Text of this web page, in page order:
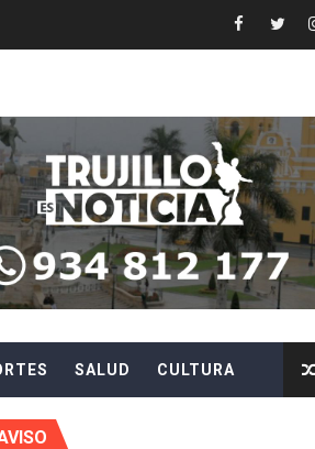
AGILIZAR LA ATENCIÓN ANTE
en beneficios para toda su familia
identidad
El Niño
EVITAR ROBOS Y ESTAFAS
EN EL SORTEO DE HIDRANDINA
SALUD CULTURA